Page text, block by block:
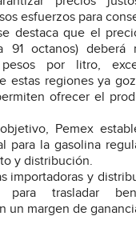
esfuerzos para
destaca que el
91 octanos) deberá
por litro,
estas regiones ya
ofrecer el
Pemex
para la gasolina
y distribución.
importadoras y
para trasladar
un margen de